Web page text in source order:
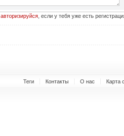
авторизируйся, если у тебя уже есть
Теги Контакты О нас Карта